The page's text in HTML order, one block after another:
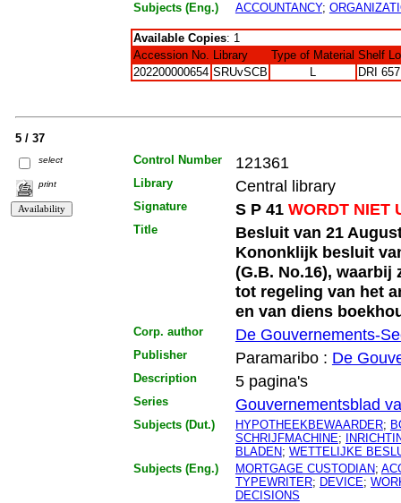
Subjects (Eng.)
ACCOUNTANCY;
Available Copies: 1
Accession No. Library Type of Material Shelf
202200000654 SRUvSCB L DRI
5 / 37
select
print
Control Number 121361
Library Central library
Signature S P 41WORDT NIET
Title
Besluit van 21
Kononklijk besluit
(G.B. No.16),
tot regeling van het
en van diens
Corp. author De Gouvernements-
Publisher Paramaribo : De
Description 5 pagina's
Series Gouvernementsblad
Subjects (Dut.) HYPOTHEEKBEWAARDER;
SCHRIJFMACHINE;
BLADEN; WETTELIJKE
Subjects (Eng.)
MORTGAGE CUSTODIAN;
TYPEWRITER; DEVICE;
DECISIONS